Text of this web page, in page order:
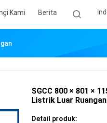
Kami Berita
SGCC 800 × 801 ×
Listrik Luar Ruangan
Detail produk: